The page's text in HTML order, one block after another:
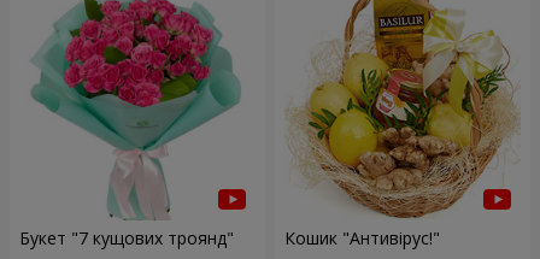
Букет "7 кущових троянд" Кошик "Антивірус!"